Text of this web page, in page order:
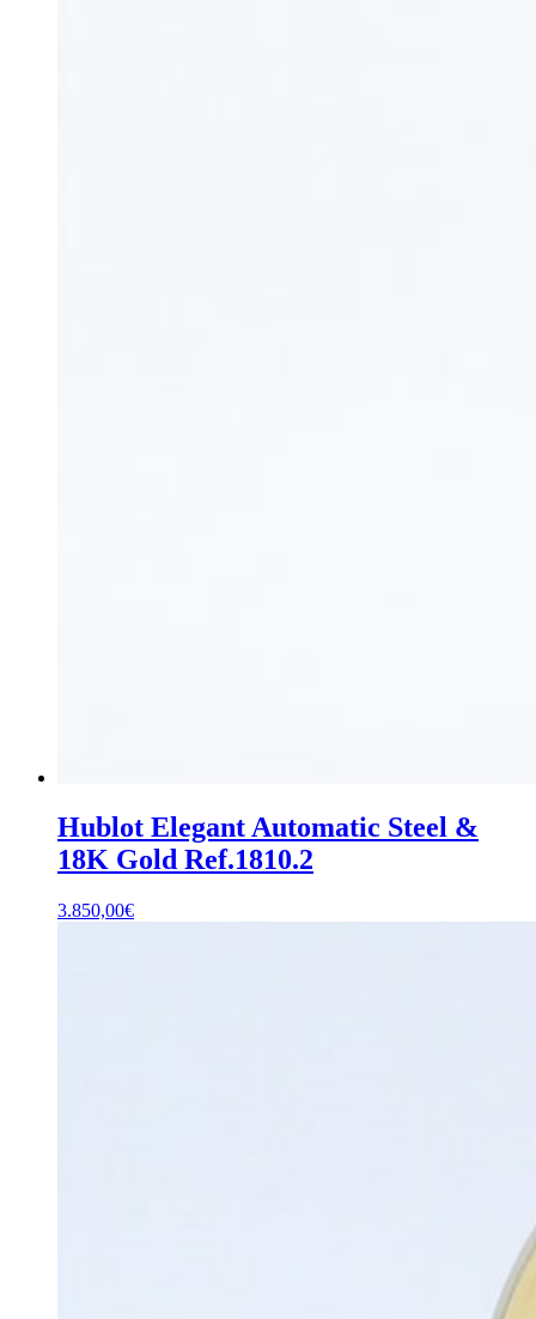
Hublot Elegant Automatic Steel &
18K Gold Ref.1810.2
3.850,00€